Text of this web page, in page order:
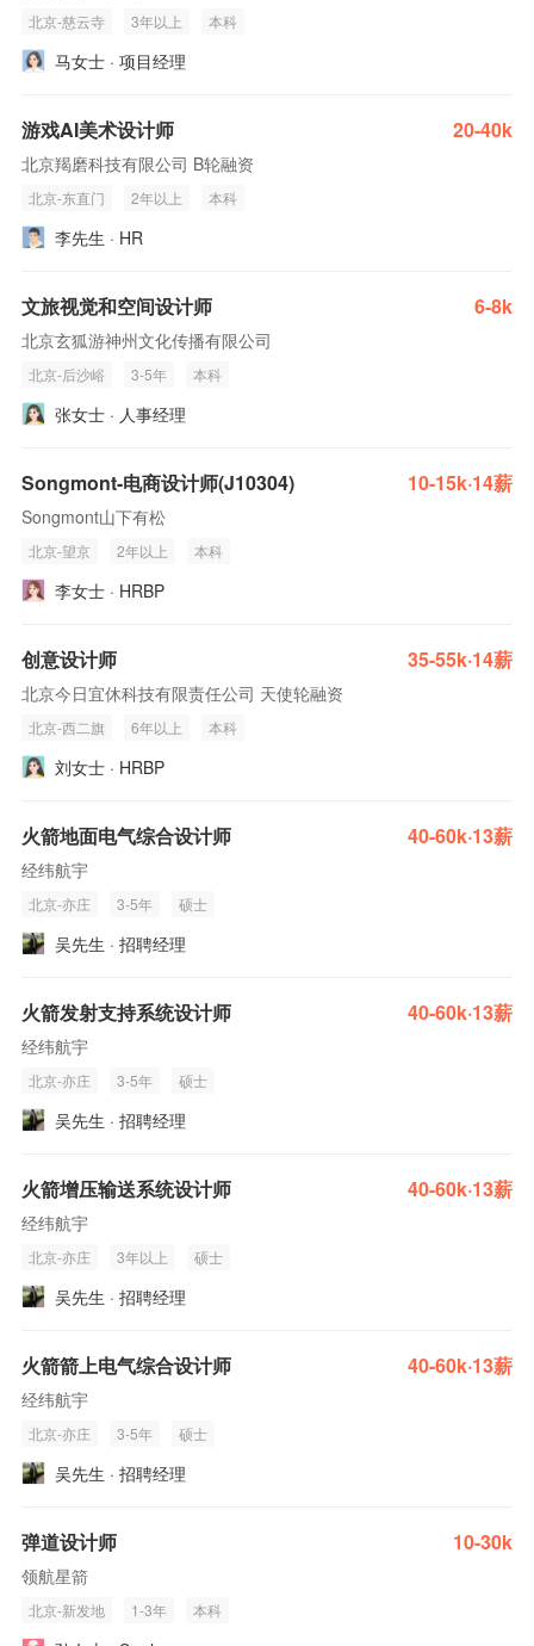
北京-慈云寺 3年以上 本科
马女士 · 项目经理
游戏AI美术设计师 20-40k
北京羯磨科技有限公司 B轮融资
北京-东直门 2年以上 本科
李先生 · HR
文旅视觉和空间设计师 6-8k
北京玄狐游神州文化传播有限公司
北京-后沙峪 3-5年 本科
张女士 · 人事经理
Songmont-电商设计师(J10304) 10-15k·14薪
Songmont山下有松
北京-望京 2年以上 本科
李女士 · HRBP
创意设计师 35-55k·14薪
北京今日宜休科技有限责任公司 天使轮融资
北京-西二旗 6年以上 本科
刘女士 · HRBP
火箭地面电气综合设计师 40-60k·13薪
经纬航宇
北京-亦庄 3-5年 硕士
吴先生 · 招聘经理
火箭发射支持系统设计师 40-60k·13薪
经纬航宇
北京-亦庄 3-5年 硕士
吴先生 · 招聘经理
火箭增压输送系统设计师 40-60k·13薪
经纬航宇
北京-亦庄 3年以上 硕士
吴先生 · 招聘经理
火箭箭上电气综合设计师 40-60k·13薪
经纬航宇
北京-亦庄 3-5年 硕士
吴先生 · 招聘经理
弹道设计师 10-30k
领航星箭
北京-新发地 1-3年 本科